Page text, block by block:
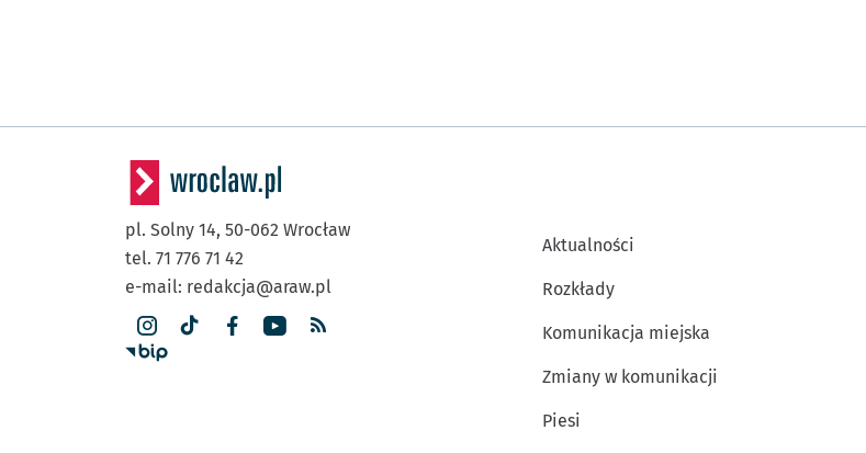
pl. Solny 14, 50-062 Wrocław
tel. 71 776 71 42
e-mail: redakcja@araw.pl
Aktualności
Rozkłady
Komunikacja miejska
Zmiany w komunikacji
Piesi